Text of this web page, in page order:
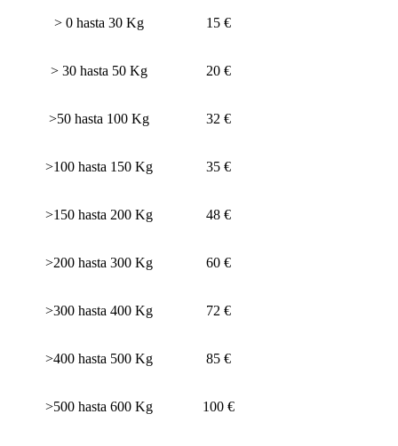
> 0 hasta 30 Kg 15 €
> 30 hasta 50 Kg 20 €
>50 hasta 100 Kg 32 €
>100 hasta 150 Kg 35 €
>150 hasta 200 Kg 48 €
>200 hasta 300 Kg 60 €
>300 hasta 400 Kg 72 €
>400 hasta 500 Kg 85 €
>500 hasta 600 Kg 100 €